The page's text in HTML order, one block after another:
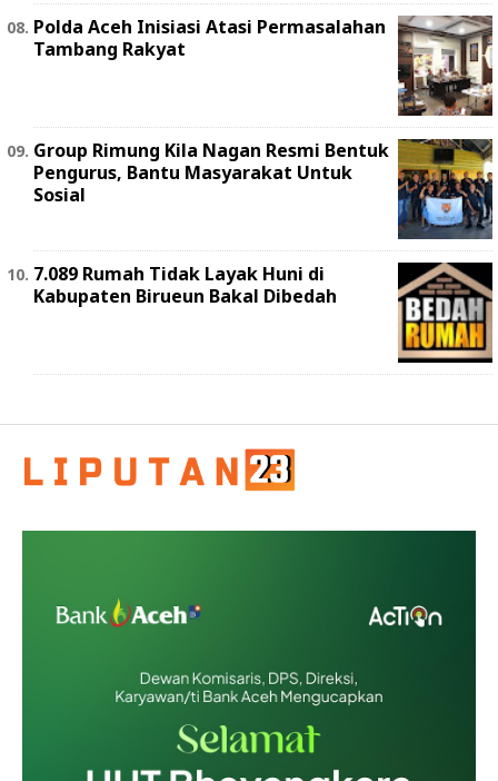
Polda Aceh Inisiasi Atasi Permasalahan
Tambang Rakyat
Group Rimung Kila Nagan Resmi Bentuk
Pengurus, Bantu Masyarakat Untuk
Sosial
7.089 Rumah Tidak Layak Huni di
Kabupaten Birueun Bakal Dibedah